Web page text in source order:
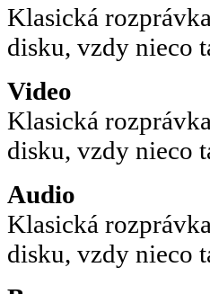
Klasická
disku, vzdy nieco
Video
Klasická
disku, vzdy nieco
Audio
Klasická
disku, vzdy nieco